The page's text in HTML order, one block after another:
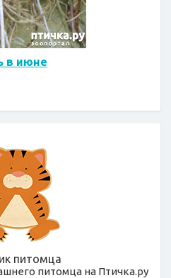
в июне
питомца
питомца на Птичка.ру